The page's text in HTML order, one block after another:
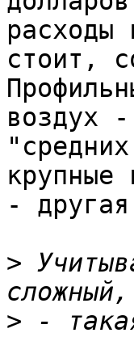
стоит,
воздух
крупные
-
>
> -